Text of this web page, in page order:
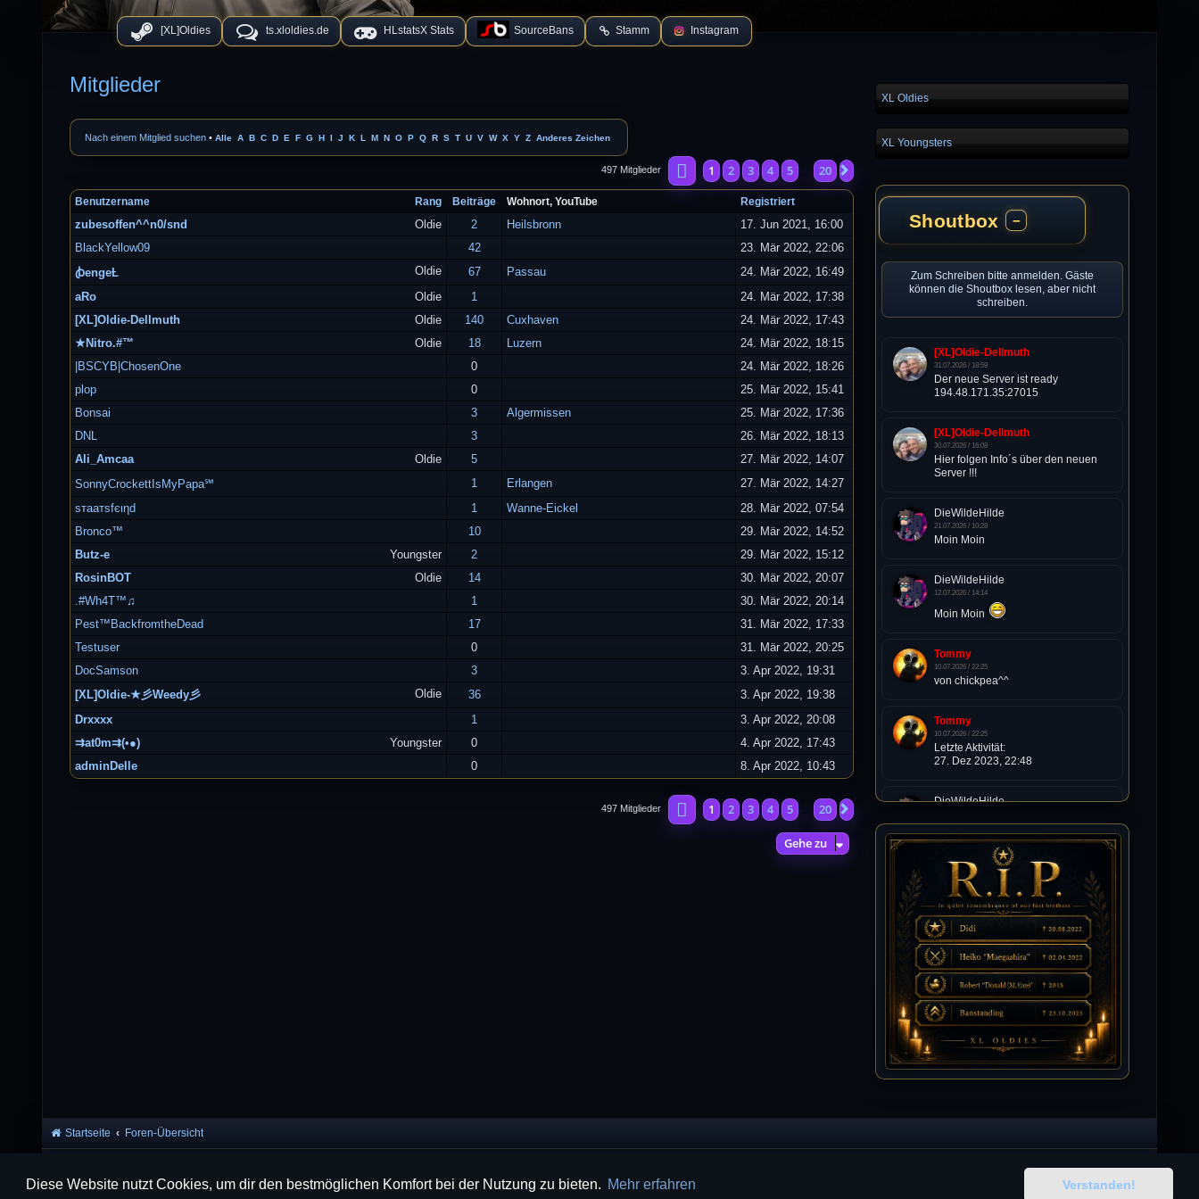
Diese Website nutzt Cookies, um dir den bestmöglichen Komfort bei der Nutzung zu bieten. Mehr erfahren Verstanden!
[XL]Oldies ts.xloldies.de HLstatsX Stats SourceBans Stamm Instagram
Mitglieder
Nach einem Mitglied suchen •Alle A B C D E F G H I J K L M N O P Q R S T U V W X Y Z Anderes Zeichen
497 Mitglieder Seite1von20
1 2 3 4 5 20
Rang
Benutzername Beiträge Wohnort, YouTube Registriert
Oldie
zubesoffen^^n0/snd 2 Heilsbronn
17. Jun 2021, 16:00
BlackYellow09
42
23. Mär 2022, 22:06
Oldie
ꞗengeȽ 67 Passau
24. Mär 2022, 16:49
Oldie
aRo 1
24. Mär 2022, 17:38
Oldie
[XL]Oldie-Dellmuth 140 Cuxhaven
24. Mär 2022, 17:43
Oldie
★Nitro.#™ 18 Luzern
24. Mär 2022, 18:15
|BSCYB|ChosenOne
0
24. Mär 2022, 18:26
plop
0
25. Mär 2022, 15:41
Bonsai
3 Algermissen
25. Mär 2022, 17:36
DNL
3
26. Mär 2022, 18:13
Oldie
Ali_Amcaa 5
27. Mär 2022, 14:07
SonnyCrockettIsMyPapa℠
1 Erlangen
27. Mär 2022, 14:27
ѕтaaтѕfєιηd
1 Wanne-Eickel
28. Mär 2022, 07:54
Bronco™
10
29. Mär 2022, 14:52
Youngster
Butz-e 2
29. Mär 2022, 15:12
Oldie
RosinBOT 14
30. Mär 2022, 20:07
.#Wh4T™♫
1
30. Mär 2022, 20:14
Pest™BackfromtheDead
17
31. Mär 2022, 17:33
Testuser
0
31. Mär 2022, 20:25
DocSamson
3
3. Apr 2022, 19:31
Oldie
[XL]Oldie-★彡Weedy彡 36
3. Apr 2022, 19:38
Drxxxx
1
3. Apr 2022, 20:08
Youngster
⇉at0m⇉(•●) 0
4. Apr 2022, 17:43
adminDelle
0 8. Apr 2022, 10:43
497 Mitglieder Seite1von20
1 2 3 4 5 20
Gehe zu
XL Oldies
XL Youngsters
Shoutbox −
Zum Schreiben bitte anmelden. Gäste
können die Shoutbox lesen, aber nicht
schreiben.
[XL]Oldie-Dellmuth
31.07.2026 / 18:59
Der neue Server ist ready
194.48.171.35:27015
[XL]Oldie-Dellmuth
30.07.2026 / 16:08
Hier folgen Info´s über den neuen
Server !!!
DieWildeHilde
21.07.2026 / 10:28
Moin Moin
DieWildeHilde
12.07.2026 / 14:14
Moin Moin
Tommy
10.07.2026 / 22:25
von chickpea^^
Tommy
10.07.2026 / 22:25
Letzte Aktivität:
27. Dez 2023, 22:48
DieWildeHilde
Happy Birthday Chickpea
DieWildeHilde
10.07.2026 / 10:08
Hallo meine Lieben!
Isimiyaki
10.07.2026 / 00:34
Alles gute chickpea
Mojochilla
02.07.2026 / 15:53
Was geht aaaaaaaaaaaab
[XL]Oldie-Dellmuth
Wartungsarbeiten zwischen 12 - 13
Startseite Foren-Übersicht